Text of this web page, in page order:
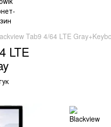
Tab9 4/64 LTE
LTE